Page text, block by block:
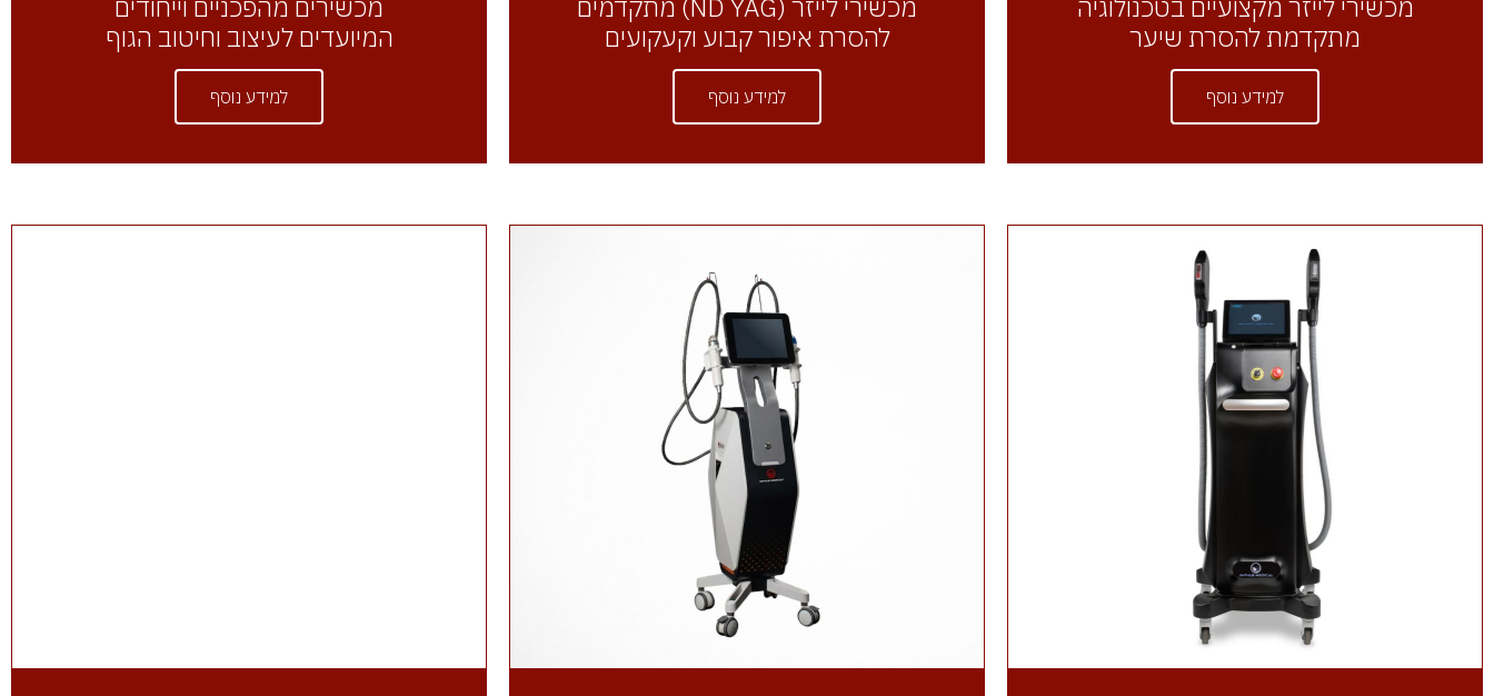
מתקדמת להסרת שיער
למידע נוסף
להסרת איפור קבוע וקעקועים
למידע נוסף
המיועדים לעיצוב וחיטוב הגוף
למידע נוסף